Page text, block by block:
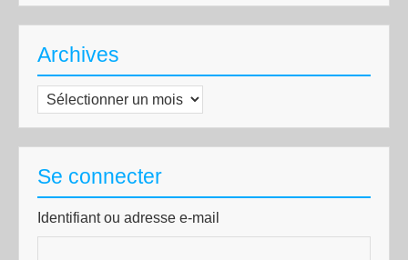
Archives
Archives
Se connecter
Identifiant ou adresse e-mail